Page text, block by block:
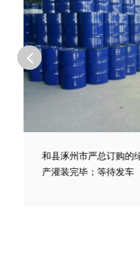
和县沧州胡经理订购的
货